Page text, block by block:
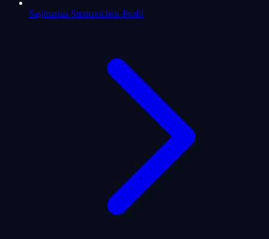
Sagittarius Sternzeichen-Profil